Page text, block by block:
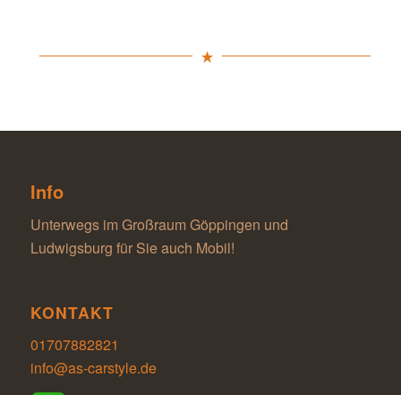
Info
Unterwegs im Großraum Göppingen und
Ludwigsburg für Sie auch Mobil!
KONTAKT
01707882821
info@as-carstyle.de